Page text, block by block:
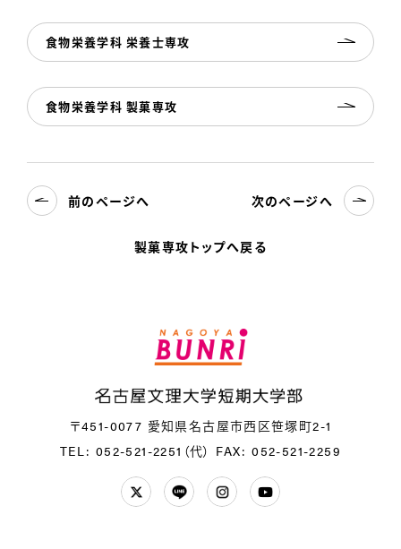
食物栄養学科 栄養士専攻
食物栄養学科 製菓専攻
製菓専攻トップへ戻る
前のページへ 次のページへ
〒451-0077 愛知県名古屋市西区笹塚町2-1
TEL: 052-521-2251（代） FAX: 052-521-2259